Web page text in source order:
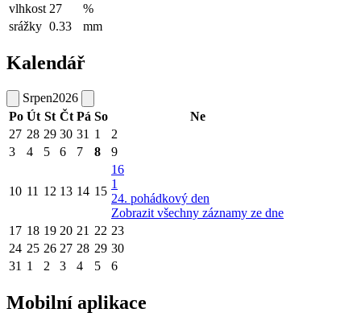
vlhkost 27
%
srážky 0.33 mm
Kalendář
Srpen2026
Po Út St Čt Pá So
Ne
27 28 29 30 31 1
2
3
4 5 6 7 8 9
10 11 12 13 14 15
16
1
24. pohádkový den
Zobrazit všechny záznamy ze dne
17 18 19 20 21 22 23
24 25 26 27 28 29 30
31 1 2 3 4 5 6
Mobilní aplikace